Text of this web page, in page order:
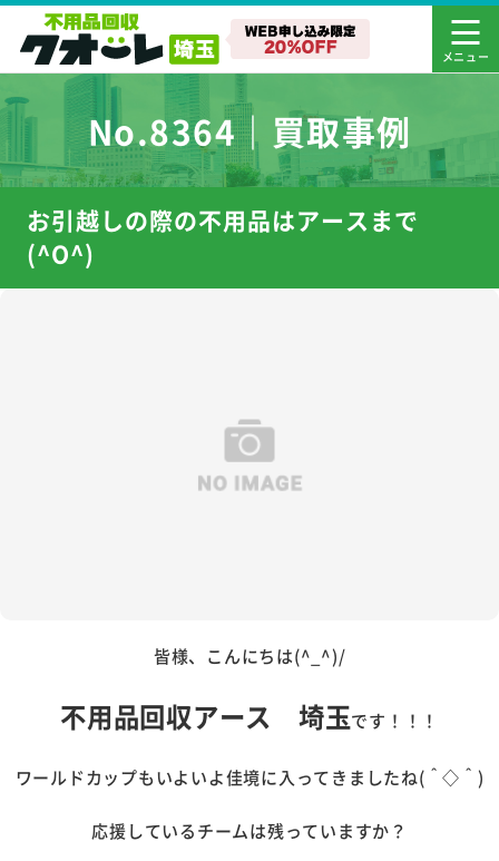
No.8364｜買取事例
お引越しの際の不用品はアースまで
(^O^)
皆様、こんにちは(^_^)/
不用品回収アース 埼玉です！！！
ワールドカップもいよいよ佳境に入ってきましたね(＾◇＾)
応援しているチームは残っていますか？